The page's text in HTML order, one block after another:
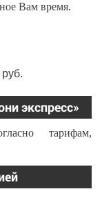
Вам время.
экспресс»
тарифам,